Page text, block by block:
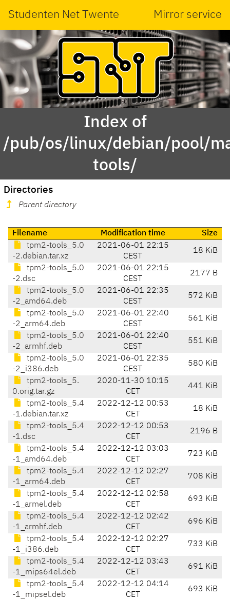
Studenten Net Twente Mirror service
Index of
/pub/os/linux/debian/pool/
tools/
Directories
Parent directory
Filename Modification time
Size
tpm2-tools_5.0
-2.debian.tar.xz
2021-06-01 22:15
CEST
18 KiB
tpm2-tools_5.0
-2.dsc
2021-06-01 22:15
CEST
2177 B
tpm2-tools_5.0
-2_amd64.deb
2021-06-01 22:35
CEST
572 KiB
tpm2-tools_5.0
-2_arm64.deb
2021-06-01 22:40
CEST
561 KiB
tpm2-tools_5.0
-2_armhf.deb
2021-06-01 22:40
CEST
551 KiB
tpm2-tools_5.0
-2_i386.deb
2021-06-01 22:35
CEST
580 KiB
tpm2-tools_5.
0.orig.tar.gz
2020-11-30 10:15
CET
441 KiB
tpm2-tools_5.4
-1.debian.tar.xz
2022-12-12 00:53
CET
18 KiB
tpm2-tools_5.4
-1.dsc
2022-12-12 00:53
CET
2196 B
tpm2-tools_5.4
-1_amd64.deb
2022-12-12 03:03
CET
723 KiB
tpm2-tools_5.4
-1_arm64.deb
2022-12-12 02:27
CET
708 KiB
tpm2-tools_5.4
-1_armel.deb
2022-12-12 02:58
CET
693 KiB
tpm2-tools_5.4
-1_armhf.deb
2022-12-12 02:42
CET
696 KiB
tpm2-tools_5.4
-1_i386.deb
2022-12-12 02:27
CET
733 KiB
tpm2-tools_5.4
-1_mips64el.deb
2022-12-12 03:43
CET
691 KiB
tpm2-tools_5.4
-1_mipsel.deb
2022-12-12 04:14
CET
693 KiB